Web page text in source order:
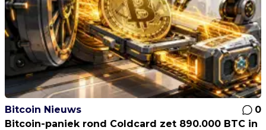
Bitcoin Nieuws
0
Bitcoin-paniek rond Coldcard zet 890.000 BTC in